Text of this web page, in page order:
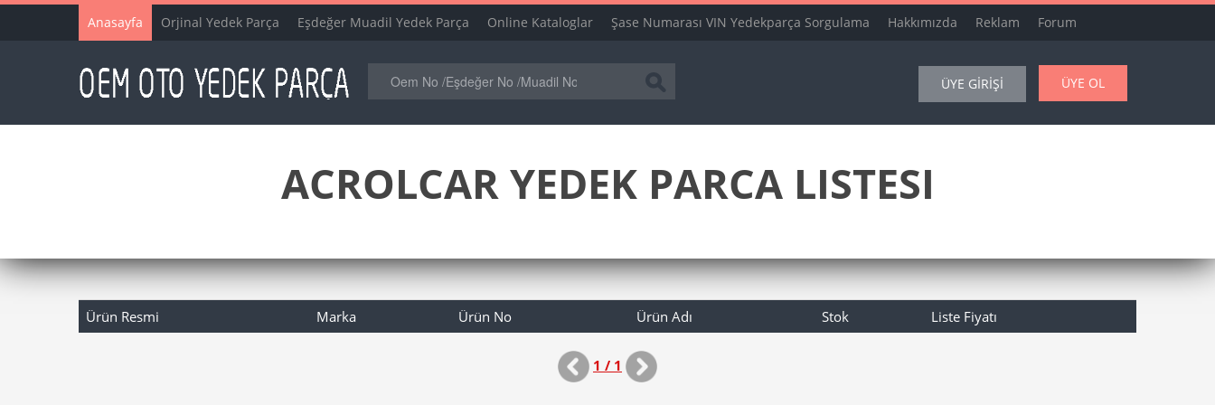
Anasayfa Orjinal Yedek Parça Eşdeğer Muadil Yedek Parça Online Kataloglar Şase Numarası VIN Yedekparça Sorgulama Hakkımızda Reklam Forum
ÜYE GİRİŞİ ÜYE OL
ACROLCAR YEDEK PARCA LISTESI
Ürün Resmi Marka Ürün No Ürün Adı Stok Liste Fiyatı
1 / 1